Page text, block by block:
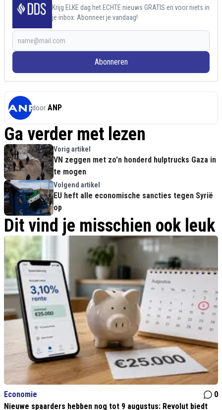
Krijg ELKE dag het ECHTE nieuws GRATIS en voor niets in
je inbox. Abonneer je vandaag!
Abonneren
door ANP
Ga verder met lezen
Vorig artikel
VN zeggen met zo'n honderd hulptrucks Gaza in
te mogen
Volgend artikel
EU heft alle economische sancties tegen Syrië
op
Dit vind je misschien ook leuk
Economie
0
Nieuwe spaarders hebben nog tot 9 augustus: Revolut biedt